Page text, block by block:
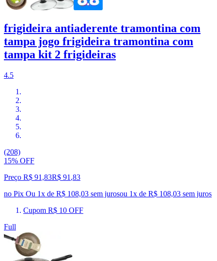
frigideira antiaderente tramontina com
tampa jogo frigideira tramontina com
tampa kit 2 frigideiras
4.5
(208)
15% OFF
Preço R$ 91,83R$ 91 ,83
no Pix Ou 1x de R$ 108,03 sem jurosou 1x de R$ 108,03 sem juros
Cupom R$ 10 OFF
Full